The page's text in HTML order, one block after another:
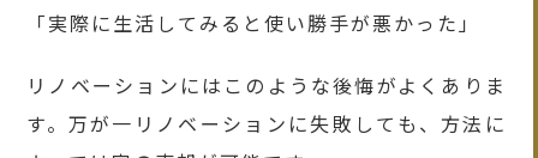
「実際に生活してみると使い勝手が悪かった」
リノベーションにはこのような後悔がよくありま
す。万が一リノベーションに失敗しても、方法に